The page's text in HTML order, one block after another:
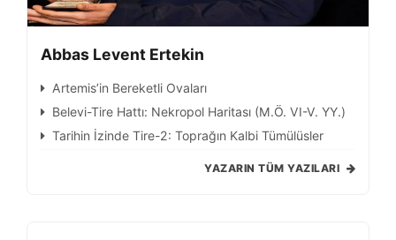
Abbas Levent Ertekin
Artemis’in Bereketli Ovaları
Belevi-Tire Hattı: Nekropol Haritası (M.Ö. VI-V. YY.)
Tarihin İzinde Tire-2: Toprağın Kalbi Tümülüsler
YAZARIN TÜM YAZILARI